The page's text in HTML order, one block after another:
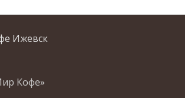
Кофе»